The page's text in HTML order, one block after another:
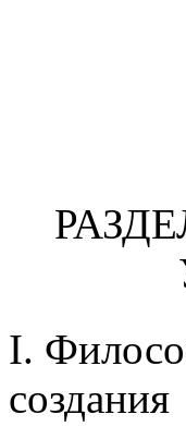
I.
создания